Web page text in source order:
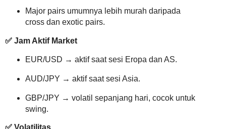
Major pairs umumnya lebih murah daripada
cross dan exotic pairs.
✅ Jam Aktif Market
EUR/USD → aktif saat sesi Eropa dan AS.
AUD/JPY → aktif saat sesi Asia.
GBP/JPY → volatil sepanjang hari, cocok untuk
swing.